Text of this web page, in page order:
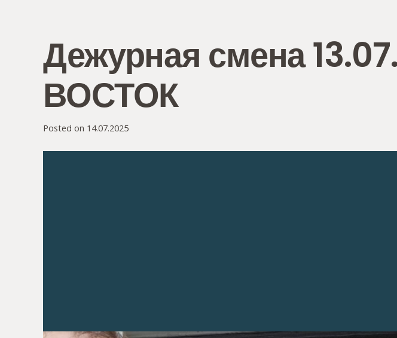
Дежурная смена
ВОСТОК
Posted on 14.07.2025